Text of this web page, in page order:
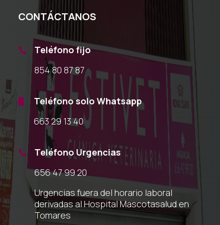
CONTÁCTANOS

Teléfono fijo
854 80 87 87
Teléfono solo Whatsapp
663 29 13 40

Teléfono Urgencias
656 47 99 20
Urgencias fuera del horario laboral
derivadas al Hospital Mascotasalud en
Tomares